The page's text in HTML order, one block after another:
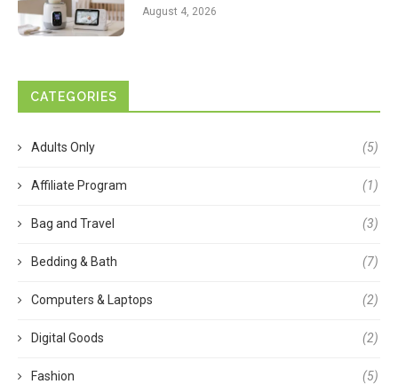
August 4, 2026
CATEGORIES
Adults Only (5)
Affiliate Program (1)
Bag and Travel (3)
Bedding & Bath (7)
Computers & Laptops (2)
Digital Goods (2)
Fashion (5)